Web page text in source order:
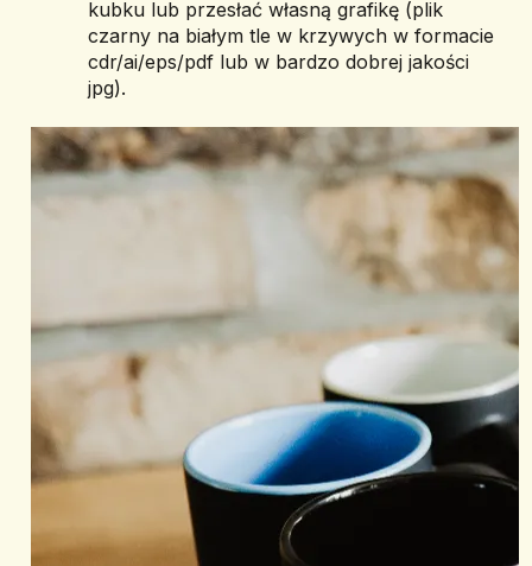
kubku lub przesłać własną grafikę (plik
czarny na białym tle w krzywych w formacie
cdr/ai/eps/pdf lub w bardzo dobrej jakości
jpg).